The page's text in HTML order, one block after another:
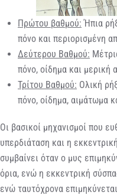
Πρώτου βαθμού: Ήπια
πόνο και περιορισμένη
Δεύτερου Βαθμού:
πόνο, οίδημα και μερική
Τρίτου Βαθμού: Ολική
πόνο, οίδημα, αιμάτωμα
Οι βασικοί μηχανισμοί που
υπερδιάταση και η
συμβαίνει όταν ο μυς
όρια, ενώ η εκκεντρική
ενώ ταυτόχρονα